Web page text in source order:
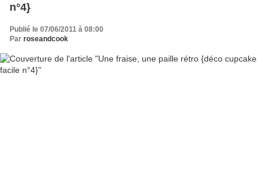
n°4}
Publié le 07/06/2011 à 08:00
Par roseandcook